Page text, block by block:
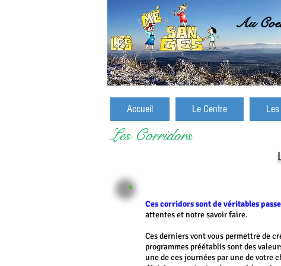
Au
Accueil Le Centre
Les Corridors
Ces corridors sont de véritables
attentes et notre savoir faire.
Ces derniers vont vous permettre de
programmes préétablis sont des
une de ces journées par une de votre